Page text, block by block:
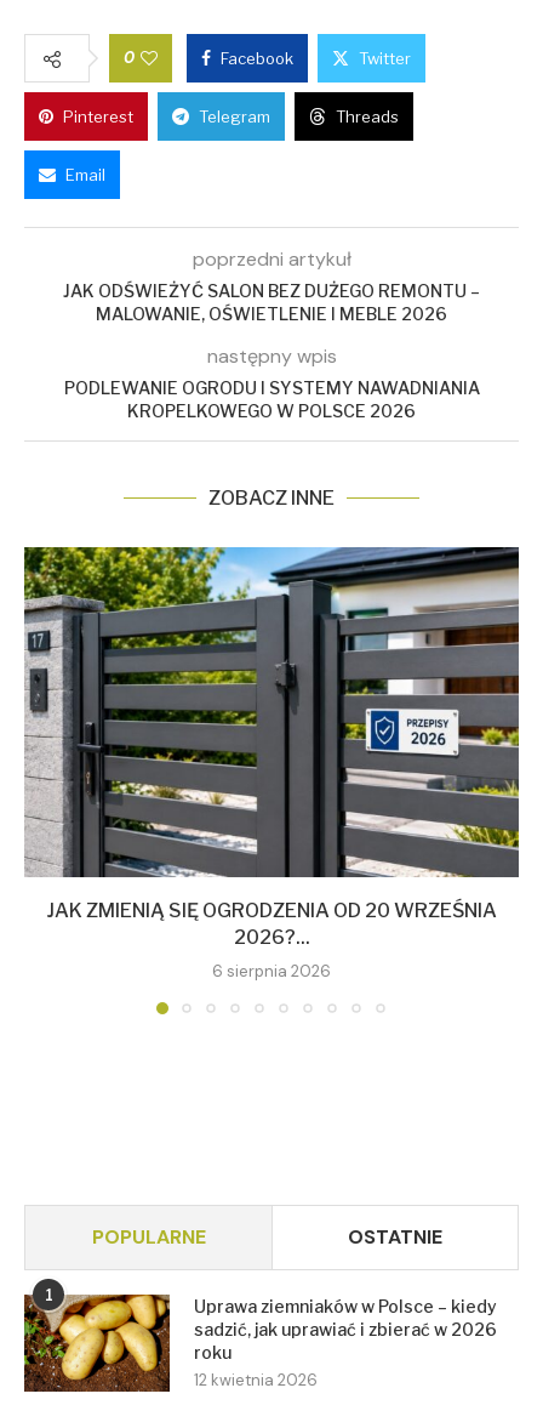
0 Facebook Twitter
Pinterest Telegram Threads
Email
poprzedni artykuł
JAK ODŚWIEŻYĆ SALON BEZ DUŻEGO REMONTU –
MALOWANIE, OŚWIETLENIE I MEBLE 2026
następny wpis
PODLEWANIE OGRODU I SYSTEMY NAWADNIANIA
KROPELKOWEGO W POLSCE 2026
ZOBACZ INNE
JAK ZMIENIĄ SIĘ OGRODZENIA OD 20 WRZEŚNIA
2026?...
6 sierpnia 2026
POPULARNE OSTATNIE
1
Uprawa ziemniaków w Polsce – kiedy
sadzić, jak uprawiać i zbierać w 2026
roku
12 kwietnia 2026